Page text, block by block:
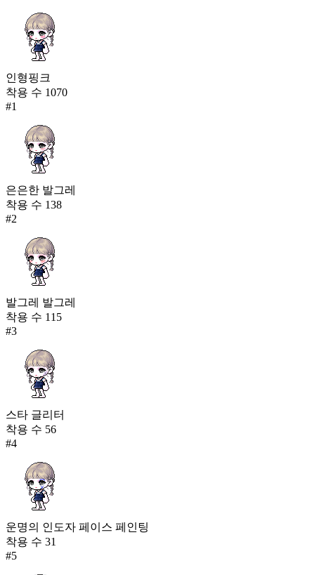
인형핑크
착용 수 1070
#1
은은한 발그레
착용 수 138
#2
발그레 발그레
착용 수 115
#3
스타 글리터
착용 수 56
#4
운명의 인도자 페이스 페인팅
착용 수 31
#5